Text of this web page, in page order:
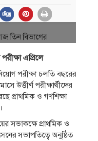
এপ্রিলে
পরীক্ষা চলতি বছরের
উত্তীর্ণ পরীক্ষার্থীদের
প্রাথমিক ও গণশিক্ষা
সভাকক্ষে প্রাথমিক ও
সভাপতিত্বে অনুষ্ঠিত